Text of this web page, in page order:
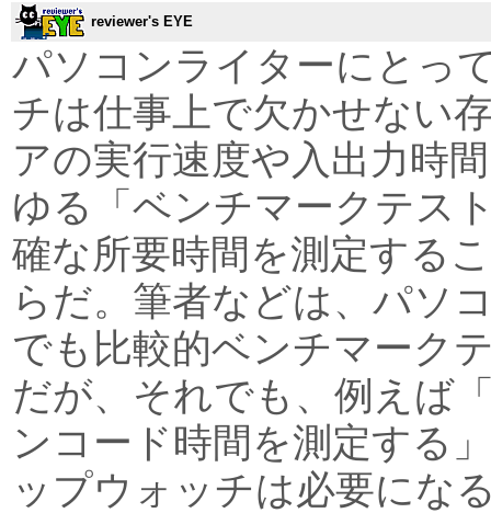
reviewer's EYE
パソコンライターにとっ
チは仕事上で欠かせない
アの実行速度や入出力時
ゆる「ベンチマークテス
確な所要時間を測定する
らだ。筆者などは、パソ
でも比較的ベンチマーク
だが、それでも、例えば
ンコード時間を測定する
ップウォッチは必要にな